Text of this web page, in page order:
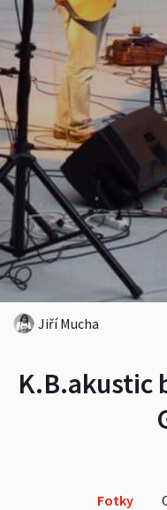
K.B.akustic
Jiří Mucha
Fotky